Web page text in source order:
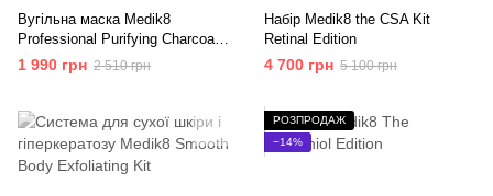
Вугільна маска Medik8
Professional Purifying Charcoal
Mask
1 990 грн 2 510 грн
Набір Medik8 the CSA Kit
Retinal Edition
4 700 грн 5 100 грн
РОЗПРОДАЖ
−14%